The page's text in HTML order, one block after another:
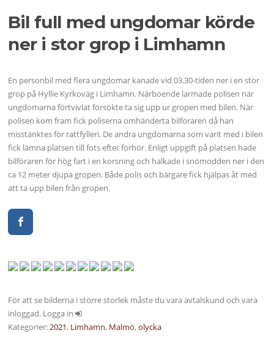
Bil full med ungdomar körde
ner i stor grop i Limhamn
En personbil med flera ungdomar kanade vid 03.30-tiden ner i en stor
grop på Hyllie Kyrkoväg i Limhamn. Närboende larmade polisen när
ungdomarna förtvivlat försökte ta sig upp ur gropen med bilen. När
polisen kom fram fick poliserna omhänderta bilföraren då han
misstänktes för rattfylleri. De andra ungdomarna som varit med i bilen
fick lämna platsen till fots efter förhör. Enligt uppgift på platsen hade
bilföraren för hög fart i en korsning och halkade i snömodden ner i den
ca 12 meter djupa gropen. Både polis och bärgare fick hjälpas åt med
att ta upp bilen från gropen.
För att se bilderna i större storlek måste du vara avtalskund och vara
inloggad. Logga in
Kategorier:2021, Limhamn, Malmö,olycka